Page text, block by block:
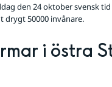
den 24 oktober svensk
drygt 50000 invånare.
i östra